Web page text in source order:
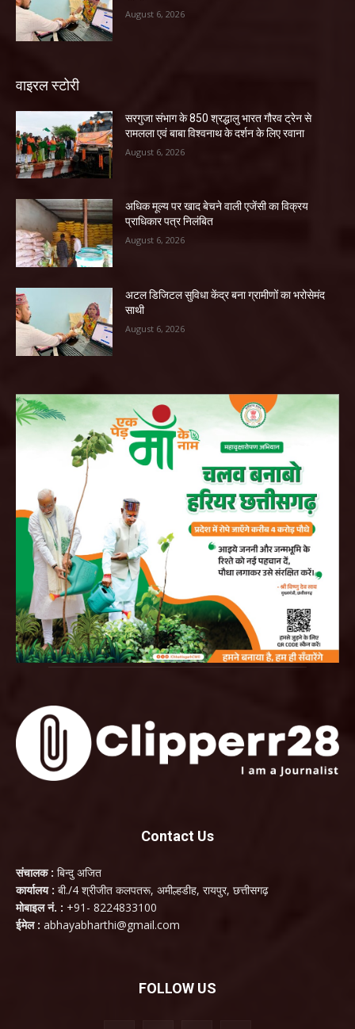
August 6, 2026
वाइरल स्टोरी
सरगुजा संभाग के 850 श्रद्धालु भारत गौरव ट्रेन से
रामलला एवं बाबा विश्वनाथ के दर्शन के लिए रवाना
August 6, 2026
अधिक मूल्य पर खाद बेचने वाली एजेंसी का विक्रय
प्राधिकार पत्र निलंबित
August 6, 2026
अटल डिजिटल सुविधा केंद्र बना ग्रामीणों का भरोसेमंद
साथी
August 6, 2026
Contact Us
संचालक : बिन्दु अजित
कार्यालय : बी./4 श्रीजीत कलपतरू, अमील्हडीह, रायपुर, छत्तीसगढ़
मोबाइल नं. : +91- 8224833100
ईमेल : abhayabharthi@gmail.com
FOLLOW US